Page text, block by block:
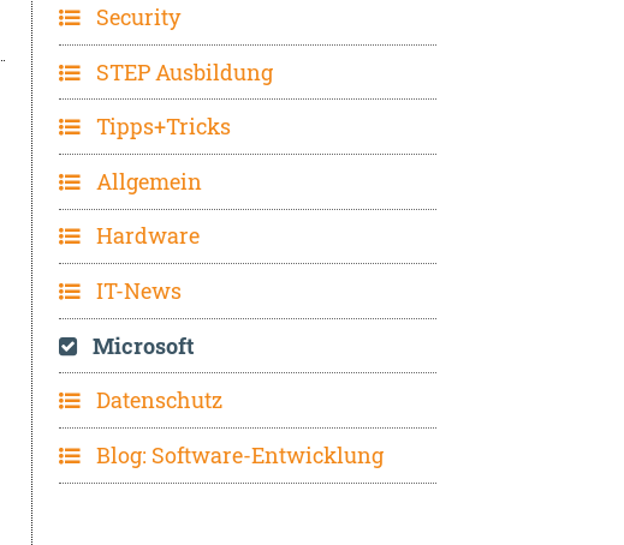
Security
STEP Ausbildung
Tipps+Tricks
Allgemein
Hardware
IT-News
Microsoft
Datenschutz
Blog: Software-Entwicklung